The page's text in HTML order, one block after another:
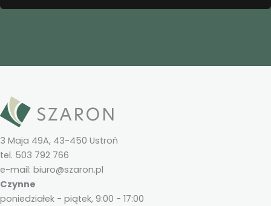
3 Maja 49A, 43-450 Ustroń
tel. 503 792 766
e-mail: biuro@szaron.pl
Czynne
poniedziałek - piątek, 9:00 - 17:00